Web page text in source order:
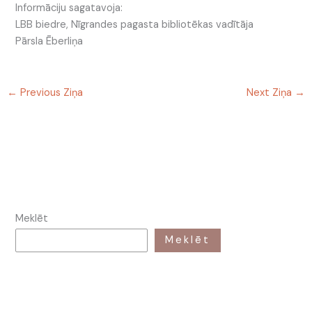
Informāciju sagatavoja:
LBB biedre, Nīgrandes pagasta bibliotēkas vadītāja
Pārsla Ēberliņa
← Previous Ziņa Next Ziņa →
Meklēt
Meklēt